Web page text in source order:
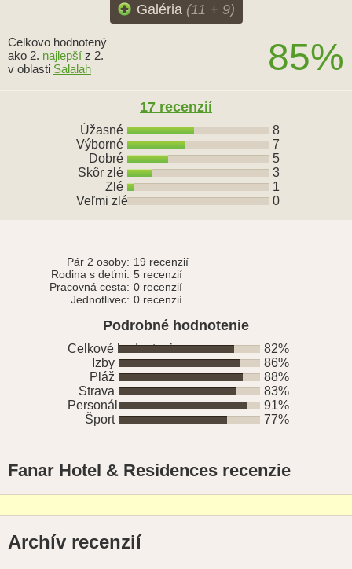
Galéria (11 + 9)
85%
Celkovo hodnotený
ako 2. najlepší z 2.
v oblasti Salalah
17 recenzií
Úžasné
8
Výborné
7
Dobré
5
Skôr zlé
3
Zlé
1
Veľmi zlé
0
Pár 2 osoby: 19 recenzií
Rodina s deťmi: 5 recenzií
Pracovná cesta: 0 recenzií
Jednotlivec: 0 recenzií
Podrobné hodnotenie
Celkové hodnotenie
82%
Izby
86%
Pláž
88%
Strava
83%
Personál
91%
Šport
77%
Fanar Hotel & Residences recenzie
Archív recenzií